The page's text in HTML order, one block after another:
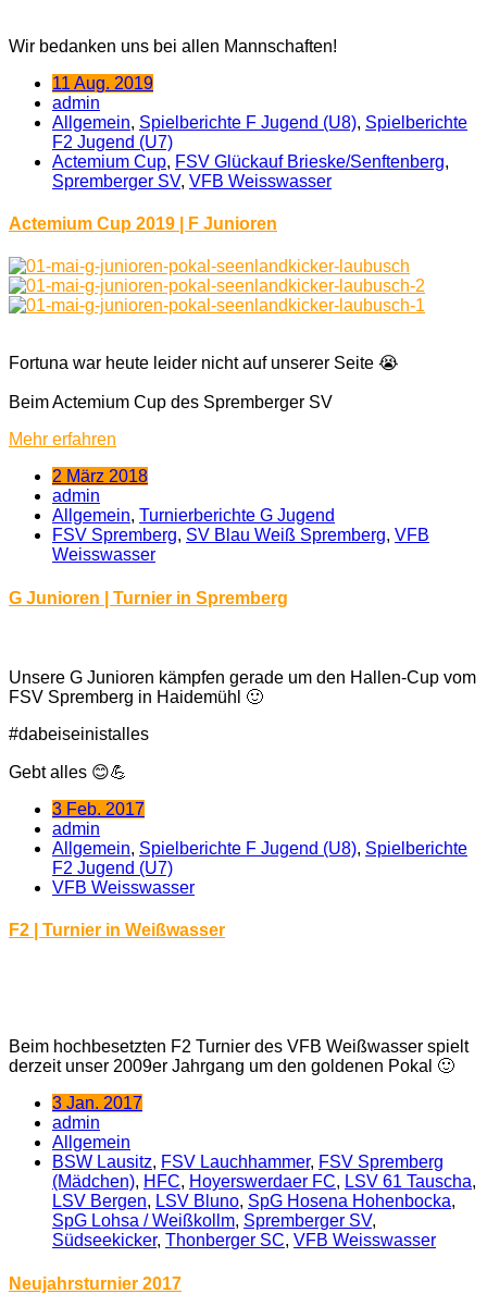
Wir bedanken uns bei allen Mannschaften!
11 Aug. 2019
admin
Allgemein, Spielberichte F Jugend (U8), Spielberichte
F2 Jugend (U7)
Actemium Cup, FSV Glückauf Brieske/Senftenberg,
Spremberger SV, VFB Weisswasser
Actemium Cup 2019 | F Junioren
Fortuna war heute leider nicht auf unserer Seite 😭
Beim Actemium Cup des Spremberger SV
Mehr erfahren
2 März 2018
admin
Allgemein, Turnierberichte G Jugend
FSV Spremberg, SV Blau Weiß Spremberg, VFB
Weisswasser
G Junioren | Turnier in Spremberg
Unsere G Junioren kämpfen gerade um den Hallen-Cup vom
FSV Spremberg in Haidemühl 🙂
#dabeiseinistalles
Gebt alles 😊💪
3 Feb. 2017
admin
Allgemein, Spielberichte F Jugend (U8), Spielberichte
F2 Jugend (U7)
VFB Weisswasser
F2 | Turnier in Weißwasser
Beim hochbesetzten F2 Turnier des VFB Weißwasser spielt
derzeit unser 2009er Jahrgang um den goldenen Pokal 🙂
3 Jan. 2017
admin
Allgemein
BSW Lausitz, FSV Lauchhammer, FSV Spremberg
(Mädchen), HFC, Hoyerswerdaer FC, LSV 61 Tauscha,
LSV Bergen, LSV Bluno, SpG Hosena Hohenbocka,
SpG Lohsa / Weißkollm, Spremberger SV,
Südseekicker, Thonberger SC, VFB Weisswasser
Neujahrsturnier 2017